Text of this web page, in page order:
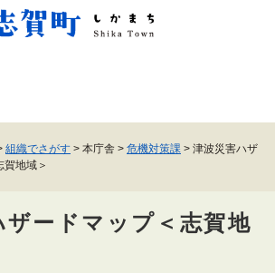
ニューを飛ばして本文へ
組織でさがす > 本庁舎 > 危機対策課 > 津波災害ハザ
賀地域＞
ザードマップ＜志賀地